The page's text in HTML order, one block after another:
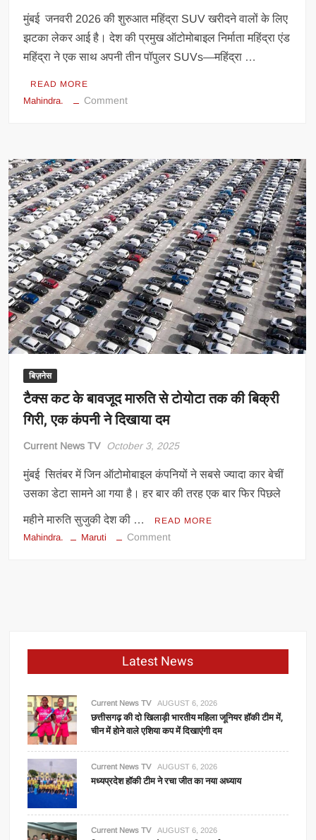
मुंबई जनवरी 2026 की शुरुआत महिंद्रा SUV खरीदने वालों के लिए
झटका लेकर आई है। देश की प्रमुख ऑटोमोबाइल निर्माता महिंद्रा एंड
महिंद्रा ने एक साथ अपनी तीन पॉपुलर SUVs—महिंद्रा …
READ MORE
Mahindra. Commenton
थार,
थार
रॉक्स
और
XUV
3XO
की
कीमतों
में
जनवरी
2026
में
बिज़नेस
टैक्स कट के बावजूद मारुति से टोयोटा तक की बिक्री
गिरी, एक कंपनी ने दिखाया दम
Current News TV October 3, 2025
मुंबई सितंबर में जिन ऑटोमोबाइल कंपनियों ने सबसे ज्यादा कार बेचीं
उसका डेटा सामने आ गया है। हर बार की तरह एक बार फिर पिछले
महीने मारुति सुजुकी देश की … READ MORE
Mahindra. Maruti Commenton
टोयोटा
तक
बिक्री
गिरी,
एक
ने
दिखाया
Latest News
Current News TV AUGUST 6, 2026
छत्तीसगढ़ की दो खिलाड़ी भारतीय महिला जूनियर हॉकी टीम में,
चीन में होने वाले एशिया कप में दिखाएंगी दम
Current News TV AUGUST 6, 2026
मध्यप्रदेश हॉकी टीम ने रचा जीत का नया अध्याय
Current News TV AUGUST 6, 2026